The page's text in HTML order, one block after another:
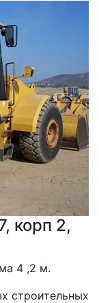
корп 2,
4 ,2 м.
строительных